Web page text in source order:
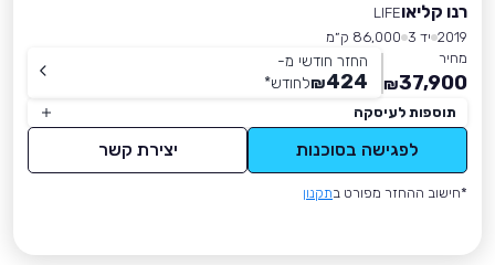
רנו קליאוLIFE
2019 יד 3
86,000 ק״מ
מחיר
37,900
₪
החזר חודשי מ-
424
₪לחודש*
תוספות לעיסקה
לפגישה בסוכנות יצירת קשר
*חישוב ההחזר מפורט בתקנון